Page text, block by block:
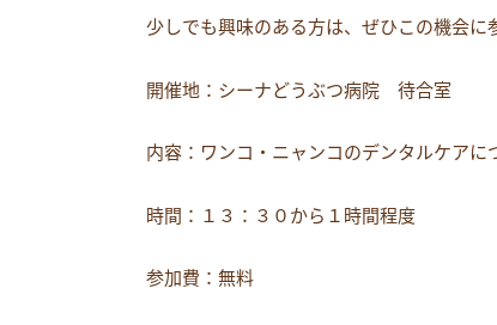
少しでも興味のある方は、ぜひこの機会
開催地：シーナどうぶつ病院 待合室
内容：ワンコ・ニャンコのデンタルケアに
時間：１３：３０から１時間程度
参加費：無料